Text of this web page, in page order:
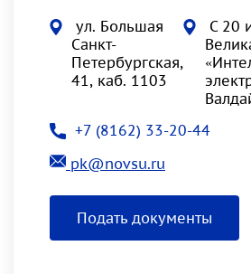
ул. Большая
Санкт-
Петербургская,
41, каб. 1103
С 20
+7 (8162) 33-20-44
pk@novsu.ru
Подать документы